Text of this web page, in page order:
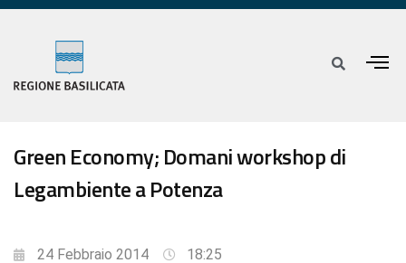
Green Economy; Domani workshop di
Legambiente a Potenza
24 Febbraio 2014 18:25